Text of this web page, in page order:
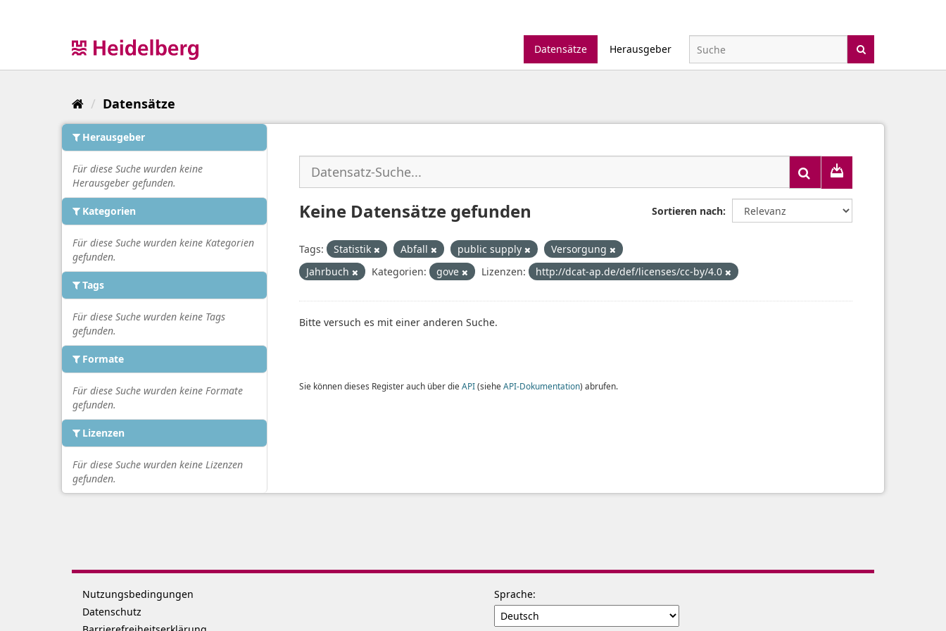
Datensätze
Herausgeber
Datensätze
Herausgeber
Für diese Suche wurden keine
Herausgeber gefunden.
Kategorien
Für diese Suche wurden keine Kategorien
gefunden.
Tags
Für diese Suche wurden keine Tags
gefunden.
Formate
Für diese Suche wurden keine Formate
gefunden.
Lizenzen
Für diese Suche wurden keine Lizenzen
gefunden.
Sortieren nach
Keine Datensätze gefunden
Tags: Statistik Abfall public supply
Versorgung
Jahrbuch
Kategorien: gove Lizenzen: http://dcat-ap.de/def/licenses/cc-by/4.0
Bitte versuch es mit einer anderen Suche.
Sie können dieses Register auch über die API(siehe API-Dokumentation) abrufen.
Nutzungsbedingungen
Datenschutz
Sprache